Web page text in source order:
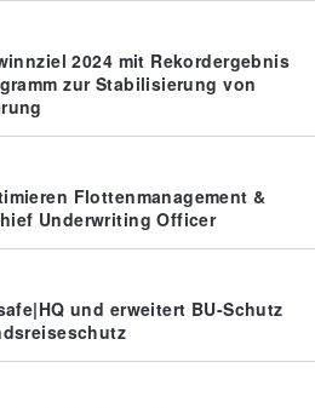
2024 mit Rekordergebnis
zur Stabilisierung von
Flottenmanagement &
Underwriting Officer
und erweitert BU-Schutz